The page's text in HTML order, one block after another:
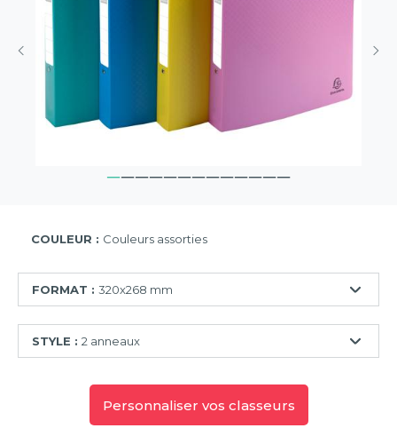
COULEUR : Couleurs assorties
FORMAT : 320x268 mm
mm
STYLE : 2 anneaux
Personnaliser vos classeurs